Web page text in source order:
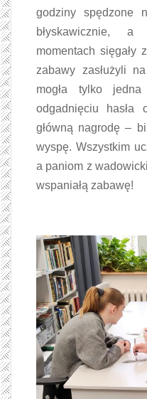
godziny spędzone
błyskawicznie,
momentach sięgały
zabawy zasłużyli
mogła tylko
odgadnięciu hasła
główną nagrodę –
wyspę. Wszystkim
a paniom z
wspaniałą zabawę!